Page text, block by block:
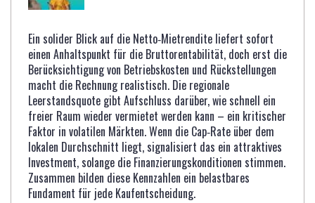
Ein solider Blick auf die Netto‑Mietrendite liefert sofort
einen Anhaltspunkt für die Bruttorentabilität, doch erst die
Berücksichtigung von Betriebskosten und Rückstellungen
macht die Rechnung realistisch. Die regionale
Leerstandsquote gibt Aufschluss darüber, wie schnell ein
freier Raum wieder vermietet werden kann – ein kritischer
Faktor in volatilen Märkten. Wenn die Cap‑Rate über dem
lokalen Durchschnitt liegt, signalisiert das ein attraktives
Investment, solange die Finanzierungskonditionen stimmen.
Zusammen bilden diese Kennzahlen ein belastbares
Fundament für jede Kaufentscheidung.